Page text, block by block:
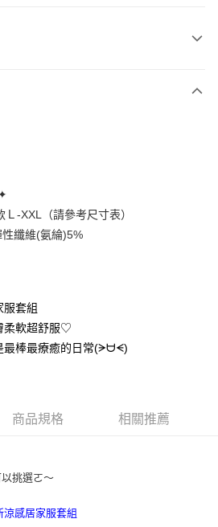
之後才付款」的支付方式。 讓您購物簡單
程】
，點擊此簡訊中的連結，可透過四大超商／
需立刻繳費，但若您需要取消訂單，請聯絡
取消之訂單仍視為有效，需透過AFTEE先享
以上)免運費
以上)免運費
-XXL（請參考尺寸表）
纖維(氨綸)5%
套組
柔軟超舒服♡
最棒最療癒的日常(ᗒᗨᗕ)
商品規格 相關推薦
挑選ㄛ～
涼感居家服套組